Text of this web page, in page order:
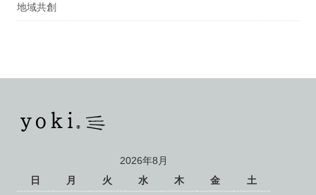
地域共創
2026年8月
日
月 火 水 木 金
土